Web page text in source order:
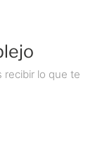
recibir lo que te